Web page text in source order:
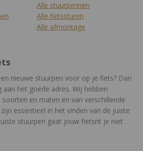
Alle stuurpennen
Alle fietssturen
Alle afmontage
nieuwe stuurpen voor op je fiets? Dan
aan het goede adres. Wij hebben
soorten en maten en van verschillende
essentieel in het vinden van de juiste
stuurpen gaat jouw fietsrit je niet
dat je zou willen.